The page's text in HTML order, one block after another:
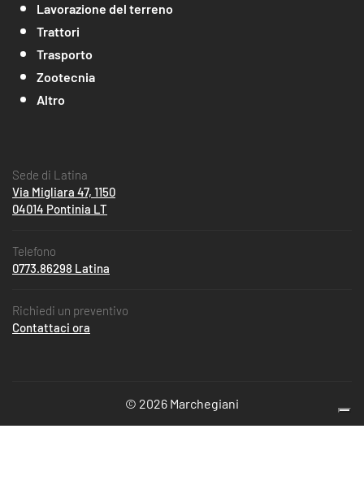
Lavorazione del terreno
Trattori
Trasporto
Zootecnia
Altro
Sede di Latina
Via Migliara 47, 1150
04014 Pontinia LT
Telefono
0773.86298 Latina
Richiedi un preventivo
Contattaci ora
© 2026 Marchegiani